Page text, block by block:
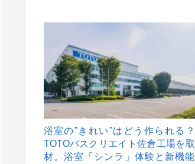
浴室の”きれい”はどう作られる？
TOTOバスクリエイト佐倉工場を取
材。浴室「シンラ」体験と新機能